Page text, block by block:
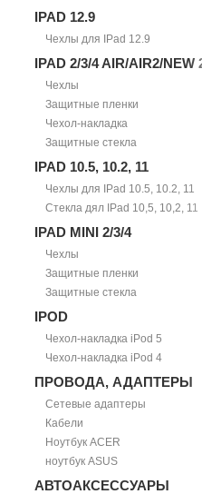
IPAD 12.9
Чехлы для IPad 12.9
IPAD 2/3/4 AIR/AIR2/NEW
Чехлы
Защитные пленки
Чехол-накладка
Защитные стекла
IPAD 10.5, 10.2, 11
Чехлы для IPad 10.5, 10.2, 11
Стекла дял IPad 10,5, 10,2, 11
IPAD MINI 2/3/4
Чехлы
Защитные пленки
Защитные стекла
IPOD
Чехол-накладка iPod 5
Чехол-накладка iPod 4
ПРОВОДА, АДАПТЕРЫ
Сетевые адаптеры
Кабели
Ноутбук ACER
ноутбук ASUS
АВТОАКСЕССУАРЫ